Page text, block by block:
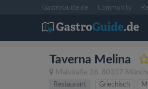
GastroGuide.de Community
Taverna Melina
Maistraße 26, 80337
Restaurant
Griechisch